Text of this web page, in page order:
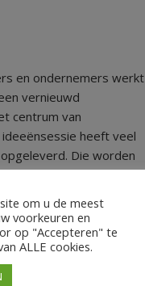
en ondernemers werkt
vernieuwd
centrum van
heeft veel
Die worden
Masterplan is
om u de meest
voorkeuren en
op "Accepteren" te
ALLE cookies.